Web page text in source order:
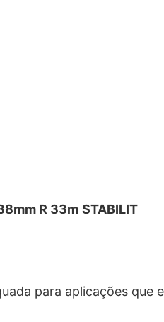
R 33m STABILIT
para aplicações que